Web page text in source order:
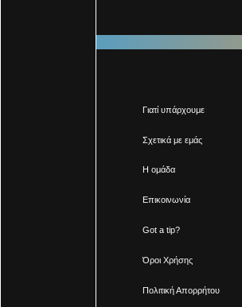
Γιατί υπάρχουμε
Σχετικά με εμάς
Η ομάδα
Επικοινωνία
Got a tip?
Όροι Χρήσης
Πολιτική Απορρήτου